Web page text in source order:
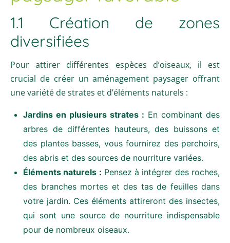
1.1 Création de zones
diversifiées
Pour attirer différentes espèces d’oiseaux, il est
crucial de créer un aménagement paysager offrant
une variété de strates et d’éléments naturels :
Jardins en plusieurs strates : En combinant des
arbres de différentes hauteurs, des buissons et
des plantes basses, vous fournirez des perchoirs,
des abris et des sources de nourriture variées.
Éléments naturels : Pensez à intégrer des roches,
des branches mortes et des tas de feuilles dans
votre jardin. Ces éléments attireront des insectes,
qui sont une source de nourriture indispensable
pour de nombreux oiseaux.